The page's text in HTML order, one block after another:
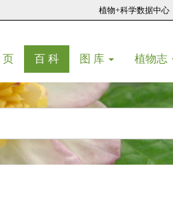
植物+科学数据中心
页(current)
百 科(current)
图 库 植物志